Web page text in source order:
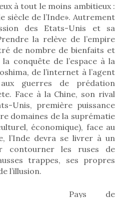
à tout le moins ambitieux :
siècle de l’Inde». Autrement
des Etats-Unis et sa
la relève de l’empire
de nombre de bienfaits et
conquête de l’espace à la
de l’internet à l’agent
guerres de prédation
Face à la Chine, son rival
Unis, première puissance
domaines de la suprématie
économique), face au
l’Inde devra se livrer à un
contourner les ruses de
trappes, ses propres
l’illusion.
Pays de